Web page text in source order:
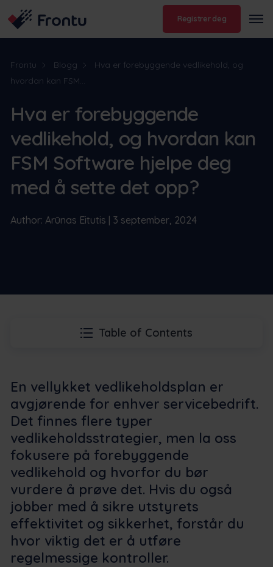
Registrer deg
Frontu Blogg
Hva er forebyggende vedlikehold, og
hvordan kan FSM...
Hva er forebyggende
vedlikehold, og hvordan kan
FSM Software hjelpe deg
med å sette det opp?
Author: Arūnas Eitutis | 3 september, 2024
Table of Contents
En vellykket vedlikeholdsplan er
avgjørende for enhver servicebedrift.
Det finnes flere typer
vedlikeholdsstrategier, men la oss
fokusere på forebyggende
vedlikehold og hvorfor du bør
vurdere å prøve det. Hvis du også
jobber med å sikre utstyrets
effektivitet og sikkerhet, forstår du
hvor viktig det er å utføre
regelmessige kontroller.